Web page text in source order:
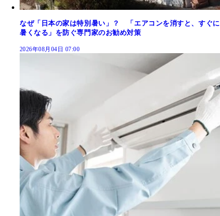
なぜ「日本の家は特別暑い」？ 「エアコンを消すと、すぐに
暑くなる」を防ぐ専門家のお勧め対策
2026年08月04日 07:00